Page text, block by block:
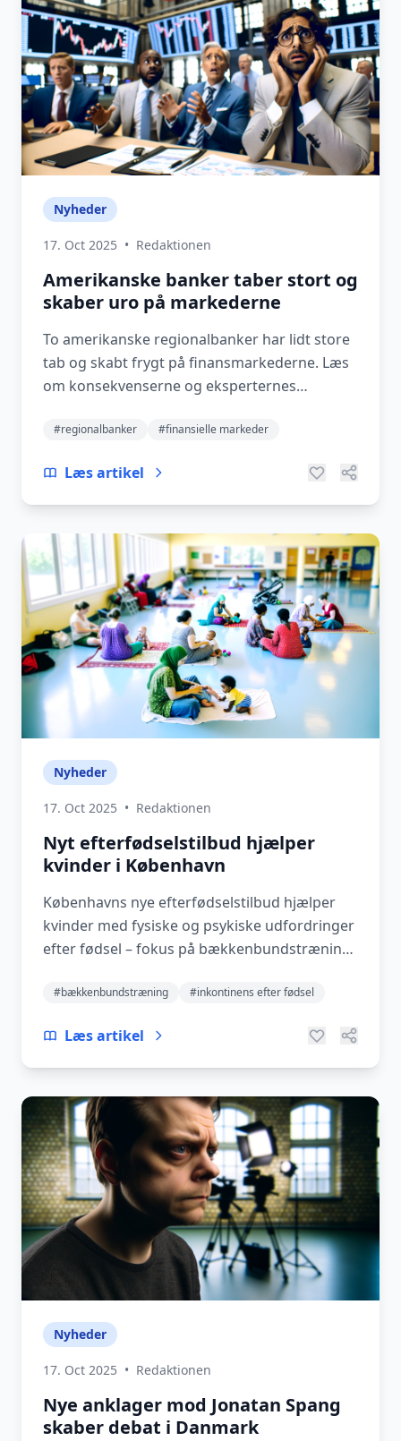
Nyheder
17. Oct 2025 • Redaktionen
Amerikanske banker taber stort og
skaber uro på markederne
To amerikanske regionalbanker har lidt store
tab og skabt frygt på finansmarkederne. Læs
om konsekvenserne og eksperternes
#regionalbanker #finansielle markeder
Læs artikel
Nyheder
17. Oct 2025 • Redaktionen
Nyt efterfødselstilbud hjælper
kvinder i København
Københavns nye efterfødselstilbud hjælper
kvinder med fysiske og psykiske udfordringer
efter fødsel – fokus på bækkenbundstræning
#bækkenbundstræning #inkontinens efter fødsel
Læs artikel
Nyheder
17. Oct 2025 • Redaktionen
Nye anklager mod Jonatan Spang
skaber debat i Danmark